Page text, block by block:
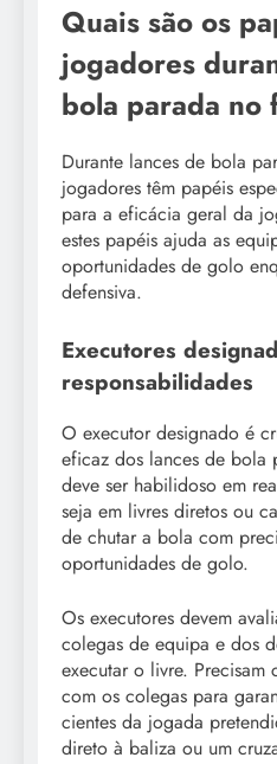
Quais são os
jogadores
bola parada
Durante lances de bola
jogadores têm papéis
para a eficácia geral da
estes papéis ajuda as
oportunidades de golo
defensiva.
Executores
responsabilidades
O executor designado é
eficaz dos lances de bola
deve ser habilidoso em
seja em livres diretos ou
de chutar a bola com
oportunidades de golo.
Os executores devem
colegas de equipa e dos
executar o livre. Precisam
com os colegas para
cientes da jogada
direto à baliza ou um